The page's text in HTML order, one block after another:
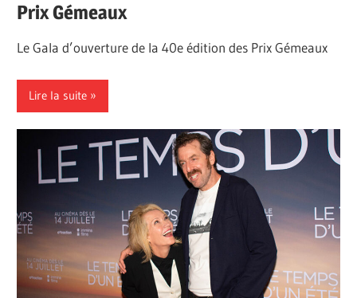
Prix Gémeaux
Le Gala d’ouverture de la 40e édition des Prix Gémeaux
Lire la suite